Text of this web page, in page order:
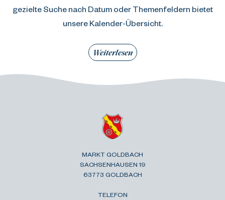
gezielte Suche nach Datum oder Themenfeldern bietet
unsere Kalender-Übersicht.
Weiterlesen
MARKT GOLDBACH
SACHSENHAUSEN 19
63773 GOLDBACH
TELEFON